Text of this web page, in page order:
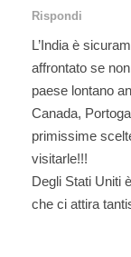
Rispondi
L’India è
affrontato se
paese lontano
Canada,
primissime
visitarle!!!
Degli Stati Uniti
che ci attira